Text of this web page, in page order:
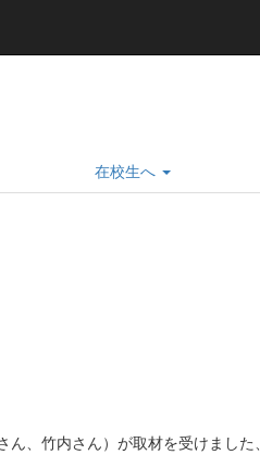
在校生へ
、竹内さん）が取材を受けました、